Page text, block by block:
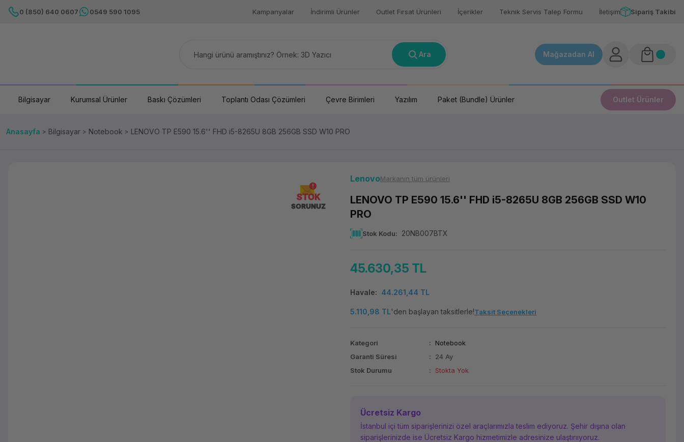
0 (850) 640 0607 0549 590 1095 Kampanyalar İndirimli Ürünler Outlet Fırsat Ürünleri İçerikler Teknik Servis Talep Formu İletişim Sipariş Takibi
Ara Mağazadan Al
Bilgisayar Kurumsal Ürünler Baskı Çözümleri Toplantı Odası Çözümleri Çevre Birimleri Yazılım Paket (Bundle) Ürünler Outlet Ürünler
Anasayfa Bilgisayar Notebook LENOVO TP E590 15.6'' FHD i5-8265U 8GB 256GB SSD W10 PRO
STOK
SORUNUZ
LenovoMarkanın tüm ürünleri
LENOVO TP E590 15.6'' FHD i5-8265U 8GB 256GB SSD W10
PRO
Stok Kodu 20NB007BTX
45.630,35 TL
Havale 44.261,44 TL
5.110,98 TL'den başlayan taksitlerle!Taksit Seçenekleri
Kategori
Notebook
Garanti Süresi
24 Ay
Stok Durumu
Stokta Yok
Ücretsiz Kargo
İstanbul içi tüm siparişlerinizi özel araçlarımızla teslim ediyoruz. Şehir dışına olan
siparişlerinizde ise Ücretsiz Kargo hizmetimizle adresinize ulaştırııyoruz.